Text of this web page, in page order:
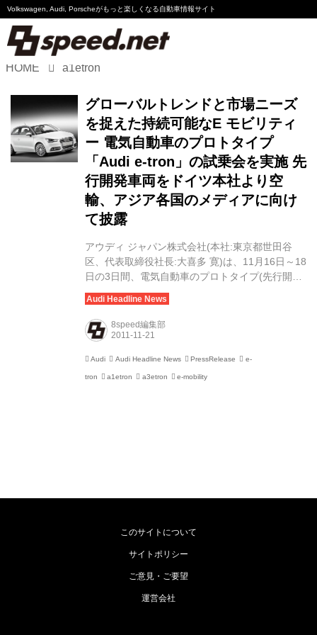
Volkswagen, Audi, Porscheがもっと楽しくなる自動車情報サイト
Audi
Porsche
Motorsport
HOME a1etron
グローバルトレンドと市場ニーズ
を捉えた持続可能なE モビリティ
ー 電気自動車のプロトタイプ
「Audi e-tron」の試乗会を実施 先
行開発車両をドイツ本社より空
輸、アジア各国のメディアに向け
て披露
アウディ ジャパン株式会社(本社:東京都世田谷
区、代表取締役社長:大喜多 寛)は、11月16日～18
日の3日間、電気自動車のプロトタイプ(先行開発
車両)「Audi e-tron」の試乗会をアジア各国のメデ
ィアに向けて開催しました。 ※試乗記はこちら
この「Audi e-tron」の試乗会はアジア初の試みで
あり、そのスポーツ性能を存分に味わっていただ
ました。 「Audi e-tron」は、アウディのスローガ
8speed編集部
Audi Audi Headline News PressRelease e-
tron a1etron a3etron e-mobility
このサイトについて
サイトポリシー
ご意見・ご要望
運営会社